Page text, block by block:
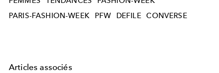
PARIS-FASHION-WEEK
PFW DEFILE CONVERSE
Articles associés